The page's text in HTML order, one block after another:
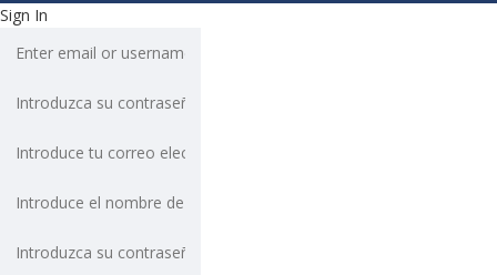
Sign In